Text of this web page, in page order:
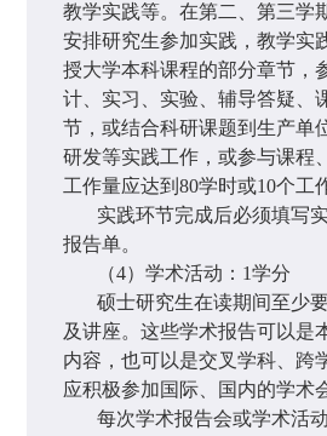
教学实践等。在第二、第三学
安排研究生参加实践，教学实
授大学本科课程的部分章节，
计、实习、实验、辅导答疑、
节，或结合科研课题到生产单
研发等实践工作，或参与课程
工作量应达到80学时或10个工
实践环节完成后必须填写
报告单。
（4）学术活动： 1学分
硕士研究生在读期间至少
及讲座。这些学术报告可以是
内容，也可以是交叉学科、跨
应积极参加国际、国内的学术
每次学术报告会或学术活